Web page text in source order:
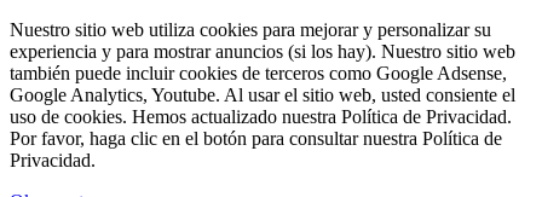
Nuestro sitio web utiliza cookies para mejorar y personalizar su
experiencia y para mostrar anuncios (si los hay). Nuestro sitio web
también puede incluir cookies de terceros como Google Adsense,
Google Analytics, Youtube. Al usar el sitio web, usted consiente el
uso de cookies. Hemos actualizado nuestra Política de Privacidad.
Por favor, haga clic en el botón para consultar nuestra Política de
Privacidad.